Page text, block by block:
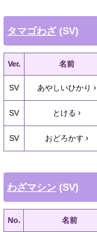
タマゴわざ (SV)
Ver. 名前
SV あやしいひかり
SV とける
SV おどろかす
わざマシン (SV)
No. 名前